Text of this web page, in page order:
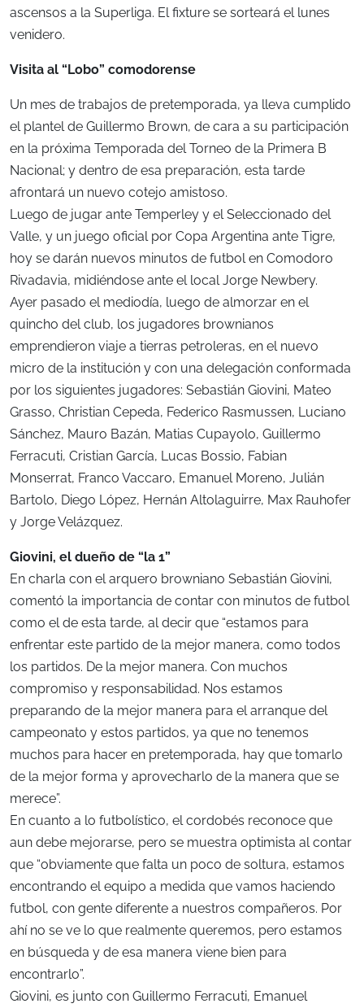
ascensos a la Superliga. El fixture se sorteará el lunes
venidero.
Visita al “Lobo” comodorense
Un mes de trabajos de pretemporada, ya lleva cumplido
el plantel de Guillermo Brown, de cara a su participación
en la próxima Temporada del Torneo de la Primera B
Nacional; y dentro de esa preparación, esta tarde
afrontará un nuevo cotejo amistoso.
Luego de jugar ante Temperley y el Seleccionado del
Valle, y un juego oficial por Copa Argentina ante Tigre,
hoy se darán nuevos minutos de futbol en Comodoro
Rivadavia, midiéndose ante el local Jorge Newbery.
Ayer pasado el mediodía, luego de almorzar en el
quincho del club, los jugadores brownianos
emprendieron viaje a tierras petroleras, en el nuevo
micro de la institución y con una delegación conformada
por los siguientes jugadores: Sebastián Giovini, Mateo
Grasso, Christian Cepeda, Federico Rasmussen, Luciano
Sánchez, Mauro Bazán, Matias Cupayolo, Guillermo
Ferracuti, Cristian García, Lucas Bossio, Fabian
Monserrat, Franco Vaccaro, Emanuel Moreno, Julián
Bartolo, Diego López, Hernán Altolaguirre, Max Rauhofer
y Jorge Velázquez.
Giovini, el dueño de “la 1”
En charla con el arquero browniano Sebastián Giovini,
comentó la importancia de contar con minutos de futbol
como el de esta tarde, al decir que “estamos para
enfrentar este partido de la mejor manera, como todos
los partidos. De la mejor manera. Con muchos
compromiso y responsabilidad. Nos estamos
preparando de la mejor manera para el arranque del
campeonato y estos partidos, ya que no tenemos
muchos para hacer en pretemporada, hay que tomarlo
de la mejor forma y aprovecharlo de la manera que se
merece”.
En cuanto a lo futbolístico, el cordobés reconoce que
aun debe mejorarse, pero se muestra optimista al contar
que “obviamente que falta un poco de soltura, estamos
encontrando el equipo a medida que vamos haciendo
futbol, con gente diferente a nuestros compañeros. Por
ahí no se ve lo que realmente queremos, pero estamos
en búsqueda y de esa manera viene bien para
encontrarlo”.
Giovini, es junto con Guillermo Ferracuti, Emanuel